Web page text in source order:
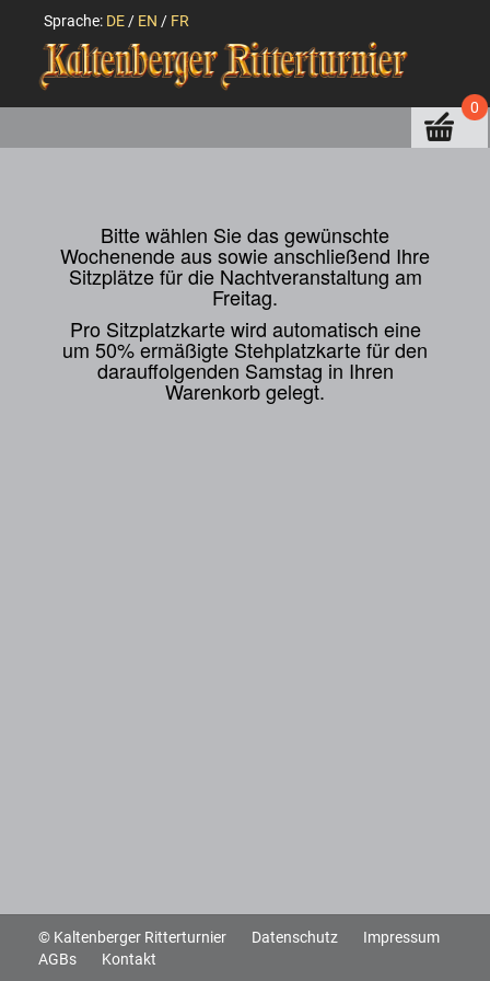
Sprache: DE / EN / FR
0
Bitte wählen Sie das gewünschte
Wochenende aus sowie anschließend Ihre
Sitzplätze für die Nachtveranstaltung am
Freitag.
Pro Sitzplatzkarte wird automatisch eine
um 50% ermäßigte Stehplatzkarte für den
darauffolgenden Samstag in Ihren
Warenkorb gelegt.
© Kaltenberger Ritterturnier Datenschutz
Impressum
AGBs
Kontakt